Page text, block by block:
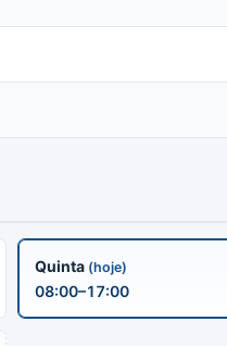
Quinta (hoje)
08:00–17:00